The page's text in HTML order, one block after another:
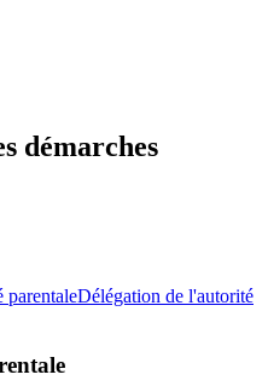
démarches
parentaleDélégation de l'autorité